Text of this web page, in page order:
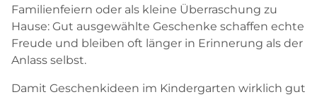
Familienfeiern oder als kleine Überraschung zu
Hause: Gut ausgewählte Geschenke schaffen echte
Freude und bleiben oft länger in Erinnerung als der
Anlass selbst.
Damit Geschenkideen im Kindergarten wirklich gut